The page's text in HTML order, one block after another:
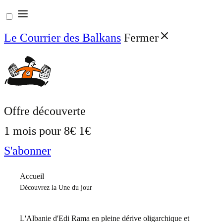
Aller
au
contenu
Le Courrier des Balkans Fermer
Offre découverte
1 mois pour 8€ 1€
S'abonner
Accueil
Découvrez la Une du jour
L'Albanie d'Edi Rama en pleine dérive oligarchique et